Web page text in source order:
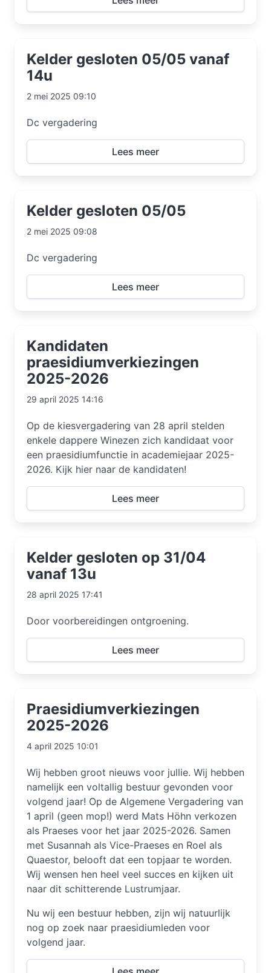
Kelder gesloten 05/05 vanaf
14u
2 mei 2025 09:10
Dc vergadering
Lees meer
Kelder gesloten 05/05
2 mei 2025 09:08
Dc vergadering
Lees meer
Kandidaten
praesidiumverkiezingen
2025-2026
29 april 2025 14:16
Op de kiesvergadering van 28 april stelden
enkele dappere Winezen zich kandidaat voor
een praesidiumfunctie in academiejaar 2025-
2026. Kijk hier naar de kandidaten!
Lees meer
Kelder gesloten op 31/04
vanaf 13u
28 april 2025 17:41
Door voorbereidingen ontgroening.
Lees meer
Praesidiumverkiezingen
2025-2026
4 april 2025 10:01
Wij hebben groot nieuws voor jullie. Wij hebben
namelijk een voltallig bestuur gevonden voor
volgend jaar! Op de Algemene Vergadering van
1 april (geen mop!) werd Mats Höhn verkozen
als Praeses voor het jaar 2025-2026. Samen
met Susannah als Vice-Praeses en Roel als
Quaestor, belooft dat een topjaar te worden.
Wij wensen hen heel veel succes en kijken uit
naar dit schitterende Lustrumjaar.
Nu wij een bestuur hebben, zijn wij natuurlijk
nog op zoek naar praesidiumleden voor
volgend jaar.